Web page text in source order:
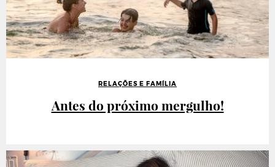
RELAÇÕES E FAMÍLIA
Antes do próximo mergulho!